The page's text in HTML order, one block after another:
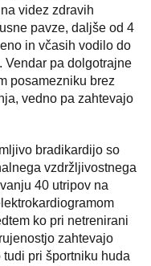
videz zdravih
pavze, daljše od 4
in včasih vodilo do
Vendar pa dolgotrajne
posamezniku brez
vedno pa zahtevajo
bradikardijo so
vzdržljivostnega
40 utripov na
ko pri netrenirani
zahtevajo
pri športniku huda